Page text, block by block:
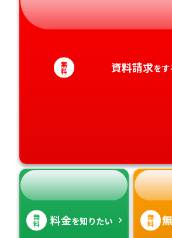
静岡県
和歌山県
徳島県
愛媛県
大分県
鹿児島県
無
料 資料請求をす
無
料 料金を知りたい 無
料